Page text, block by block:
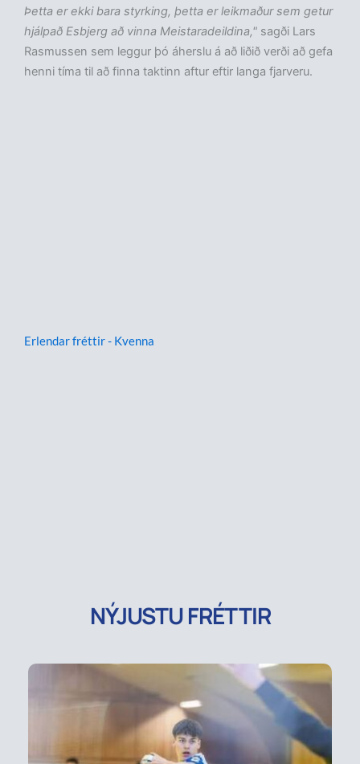
Þetta er ekki bara styrking, þetta er leikmaður sem getur
hjálpað Esbjerg að vinna Meistaradeildina," sagði Lars
Rasmussen sem leggur þó áherslu á að liðið verði að gefa
henni tíma til að finna taktinn aftur eftir langa fjarveru.
Erlendar fréttir - Kvenna
NÝJUSTU FRÉTTIR